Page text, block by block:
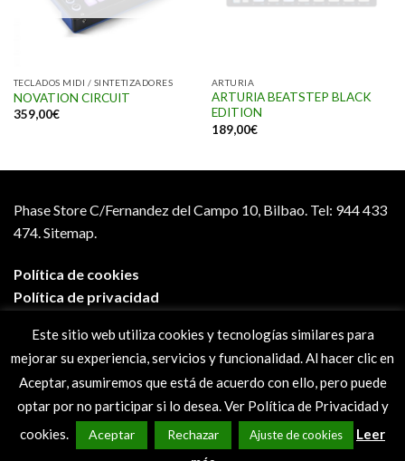
TECLADOS MIDI / SINTETIZADORES
NOVATION CIRCUIT
359,00€
ARTURIA
ARTURIA BEATSTEP BLACK
EDITION
189,00€
Phase Store C/Fernandez del Campo 10, Bilbao. Tel: 944 433
474.Sitemap.
Política de cookies
Política de privacidad
Condiciones de compra
Preguntas frecuentes
Este sitio web utiliza cookies y tecnologías similares para
mejorar su experiencia, servicios y funcionalidad. Al hacer clic en
Aceptar, asumiremos que está de acuerdo con ello, pero puede
optar por no participar si lo desea. Ver Política de Privacidad y
cookies.
Aceptar Rechazar Ajuste de cookies
Leer